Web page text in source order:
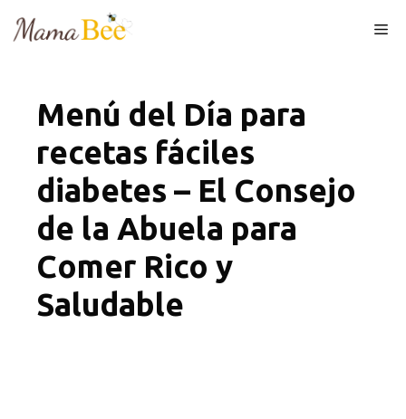
Menú del Día para
recetas fáciles
diabetes – El Consejo
de la Abuela para
Comer Rico y
Saludable